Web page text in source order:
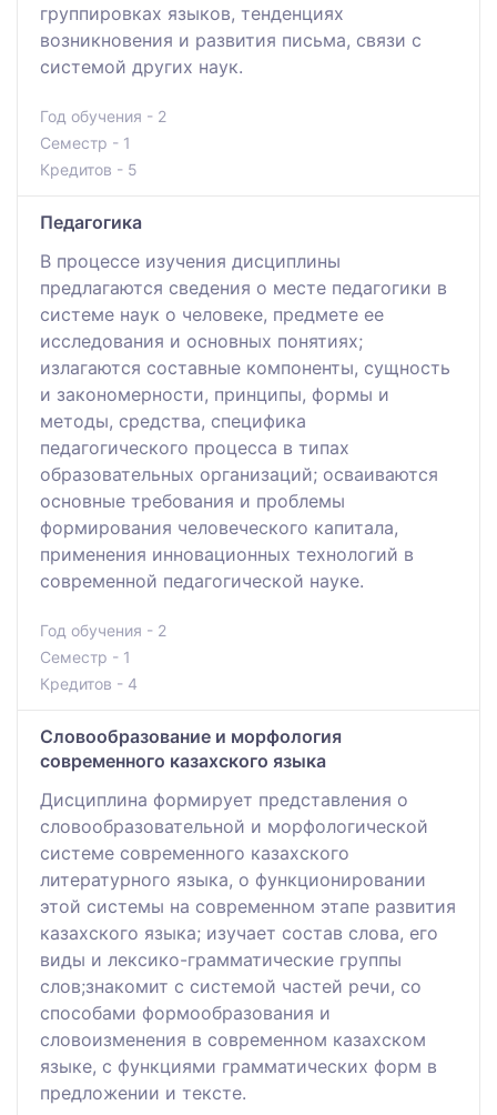
группировках языков, тенденциях
возникновения и развития письма, связи с
системой других наук.
Год обучения - 2
Семестр - 1
Кредитов - 5
Педагогика
В процессе изучения дисциплины
предлагаются сведения о месте педагогики в
системе наук о человеке, предмете ее
исследования и основных понятиях;
излагаются составные компоненты, сущность
и закономерности, принципы, формы и
методы, средства, специфика
педагогического процесса в типах
образовательных организаций; осваиваются
основные требования и проблемы
формирования человеческого капитала,
применения инновационных технологий в
современной педагогической науке.
Год обучения - 2
Семестр - 1
Кредитов - 4
Словообразование и морфология
современного казахского языка
Дисциплина формирует представления о
словообразовательной и морфологической
системе современного казахского
литературного языка, о функционировании
этой системы на современном этапе развития
казахского языка; изучает состав слова, его
виды и лексико-грамматические группы
слов;знакомит с системой частей речи, со
способами формообразования и
словоизменения в современном казахском
языке, с функциями грамматических форм в
предложении и тексте.